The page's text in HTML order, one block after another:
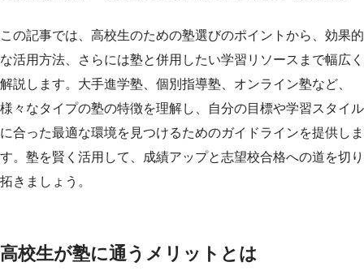
この記事では、高校生のための塾選びのポイントから、効果的
な活用方法、さらには塾と併用したい学習リソースまで幅広く
解説します。大手進学塾、個別指導塾、オンライン塾など、
様々なタイプの塾の特徴を理解し、自分の目標や学習スタイル
に合った最適な環境を見つけるためのガイドラインを提供しま
す。塾を賢く活用して、成績アップと志望校合格への道を切り
拓きましょう。
高校生が塾に通うメリットとは